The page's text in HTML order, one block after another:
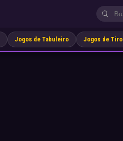
Jogos de Tabuleiro Jogos de Tiro